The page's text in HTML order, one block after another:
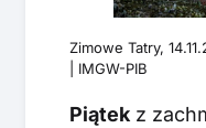
Zimowe Tatry,
| IMGW-PIB
Piątek z